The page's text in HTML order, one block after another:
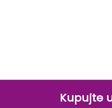
Kupujte